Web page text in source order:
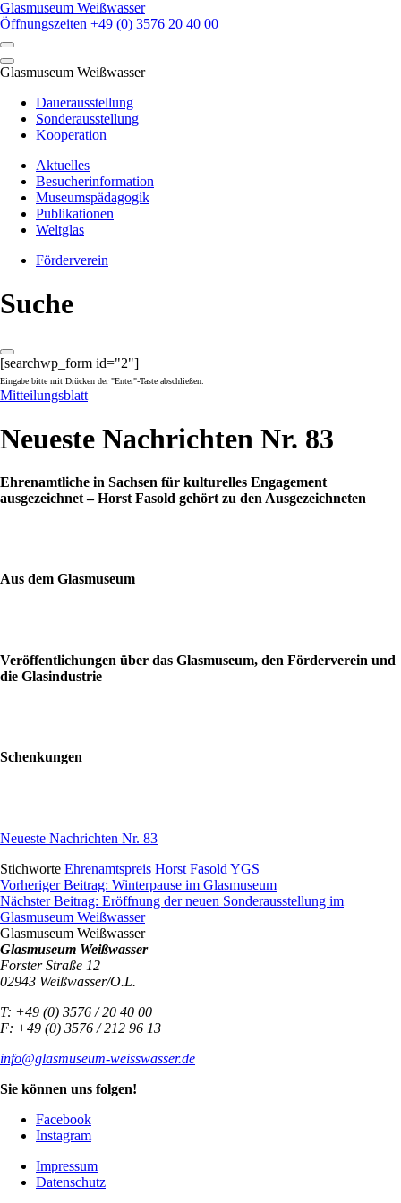
Skip
to
content
Glasmuseum Weißwasser
Öffnungszeiten +49 (0) 3576 20 40 00
Glasmuseum Weißwasser
Dauerausstellung
Sonderausstellung
Kooperation
Aktuelles
Besucherinformation
Museumspädagogik
Publikationen
Weltglas
Förderverein
Suche
[searchwp_form id="2"]
Eingabe bitte mit Drücken der "Enter"-Taste abschließen.
Mitteilungsblatt
Neueste Nachrichten Nr. 83
Ehrenamtliche in Sachsen für kulturelles Engagement
ausgezeichnet – Horst Fasold gehört zu den Ausgezeichneten
Aus dem Glasmuseum
Veröffentlichungen über das Glasmuseum, den Förderverein und
die Glasindustrie
Schenkungen
Neueste Nachrichten Nr. 83
Stichworte Ehrenamtspreis Horst Fasold YGS
Beitragsnavigation
Vorheriger Beitrag: Winterpause im Glasmuseum
Nächster Beitrag: Eröffnung der neuen Sonderausstellung im
Glasmuseum Weißwasser
Glasmuseum Weißwasser
Glasmuseum Weißwasser
Forster Straße 12
02943 Weißwasser/O.L.
T: +49 (0) 3576 / 20 40 00
F: +49 (0) 3576 / 212 96 13
info@glasmuseum-weisswasser.de
Sie können uns folgen!
Facebook
Instagram
Impressum
Datenschutz